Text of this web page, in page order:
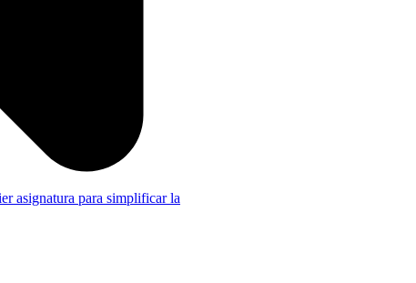
asignatura para simplificar la